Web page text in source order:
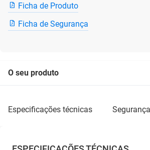
Ficha de Produto
Ficha de Segurança
O seu produto
especificações técnicas